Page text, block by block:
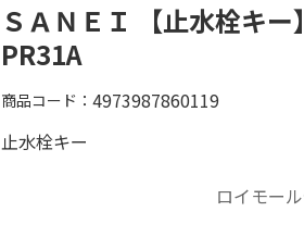
ＳＡＮＥＩ 【止水栓キ
PR31A
商品コード 4973987860119
止水栓キー
ロイモー